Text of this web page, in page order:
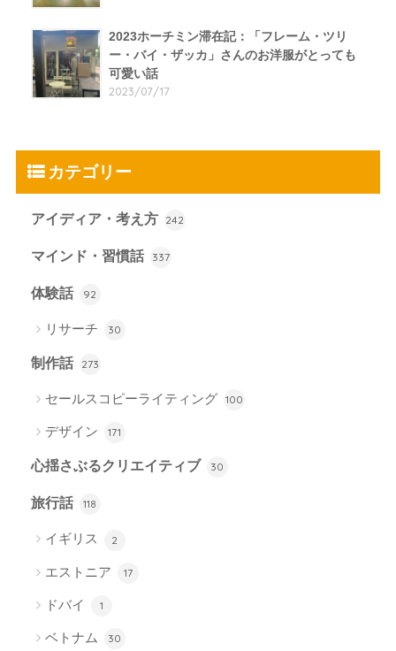
2023ホーチミン滞在記：「フレーム・ツリ
ー・バイ・ザッカ」さんのお洋服がとっても
可愛い話
2023/07/17
カテゴリー
アイディア・考え方 242
マインド・習慣話 337
体験話 92
リサーチ 30
制作話 273
セールスコピーライティング 100
デザイン 171
心揺さぶるクリエイティブ 30
旅行話 118
イギリス 2
エストニア 17
ドバイ 1
ベトナム 30